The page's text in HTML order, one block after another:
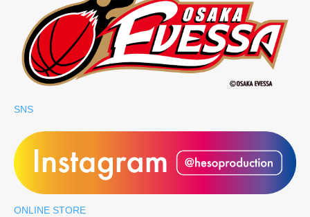
SNS
ONLINE STORE